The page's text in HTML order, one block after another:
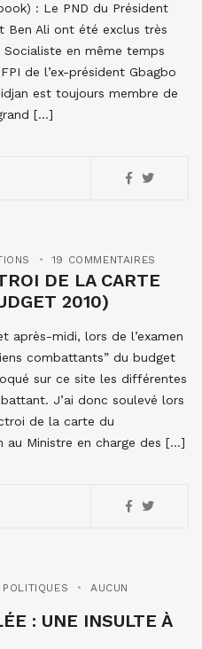
: Le PND du Président
Ben Ali ont été exclus très
en même temps
de l’ex-président Gbagbo
est toujours membre de
[…]
19 COMMENTAIRES
DE LA CARTE
2010)
après-midi, lors de l’examen
combattants” du budget
sur ce site les différentes
J’ai donc soulevé lors
de la carte du
au Ministre en charge des […]
AUCUN
: UNE INSULTE À